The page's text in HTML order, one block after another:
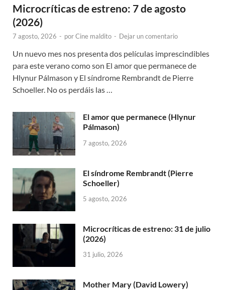
Microcríticas de estreno: 7 de agosto
(2026)
7 agosto, 2026 - porCine maldito - Dejar un comentario
Un nuevo mes nos presenta dos películas imprescindibles
para este verano como son El amor que permanece de
Hlynur Pálmason y El síndrome Rembrandt de Pierre
Schoeller. No os perdáis las …
El amor que permanece (Hlynur
Pálmason)
7 agosto, 2026
El síndrome Rembrandt (Pierre
Schoeller)
5 agosto, 2026
Microcríticas de estreno: 31 de julio
(2026)
31 julio, 2026
Mother Mary (David Lowery)